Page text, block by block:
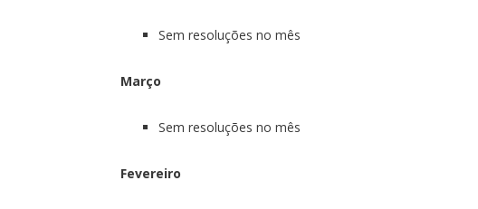
Sem resoluções no mês
Março
Sem resoluções no mês
Fevereiro